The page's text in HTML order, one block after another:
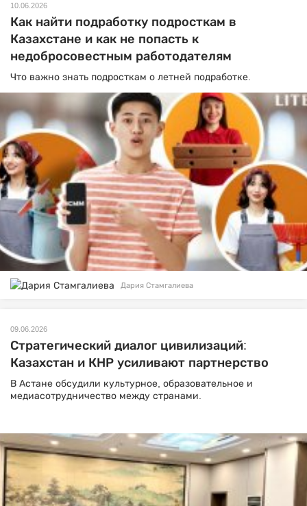
10.06.2026
Как найти подработку подросткам в
Казахстане и как не попасть к
недобросовестным работодателям
Что важно знать подросткам о летней подработке.
Дария Стамгалиева
09.06.2026
Стратегический диалог цивилизаций:
Казахстан и КНР усиливают партнерство
В Астане обсудили культурное, образовательное и
медиасотрудничество между странами.